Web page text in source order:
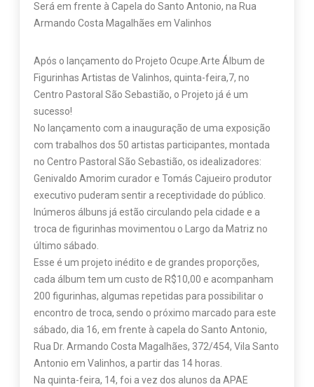
Será em frente à Capela do Santo Antonio, na Rua
Armando Costa Magalhães em Valinhos
Após o lançamento do Projeto Ocupe.Arte Álbum de
Figurinhas Artistas de Valinhos, quinta-feira,7, no
Centro Pastoral São Sebastião, o Projeto já é um
sucesso!
No lançamento com a inauguração de uma exposição
com trabalhos dos 50 artistas participantes, montada
no Centro Pastoral São Sebastião, os idealizadores:
Genivaldo Amorim curador e Tomás Cajueiro produtor
executivo puderam sentir a receptividade do público.
Inúmeros álbuns já estão circulando pela cidade e a
troca de figurinhas movimentou o Largo da Matriz no
último sábado.
Esse é um projeto inédito e de grandes proporções,
cada álbum tem um custo de R$10,00 e acompanham
200 figurinhas, algumas repetidas para possibilitar o
encontro de troca, sendo o próximo marcado para este
sábado, dia 16, em frente à capela do Santo Antonio,
Rua Dr. Armando Costa Magalhães, 372/454, Vila Santo
Antonio em Valinhos, a partir das 14 horas.
Na quinta-feira, 14, foi a vez dos alunos da APAE